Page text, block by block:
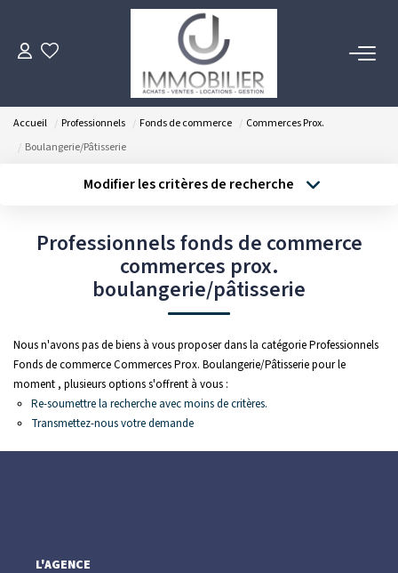
ACHETER
ESTIMER
FAIRE GÉRER
NOTRE AGENCE
Notre Équipe
CONTACT
Accueil Professionnels Fonds de commerce
Commerces Prox.
Boulangerie/Pâtisserie
Modifier les critères de recherche
Type de bien
Créer une alerte
Professionnels fonds de commerce
commerces prox.
boulangerie/pâtisserie
Nous n'avons pas de biens à vous proposer dans la catégorie Professionnels
Fonds de commerce Commerces Prox. Boulangerie/Pâtisserie pour le
moment , plusieurs options s'offrent à vous :
Re-soumettre la recherche avec moins de critères.
Transmettez-nous votre demande
L'AGENCE